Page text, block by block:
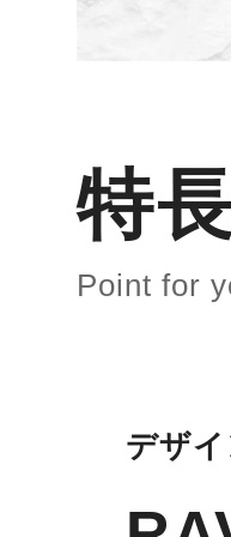
特
Point for
デザイ